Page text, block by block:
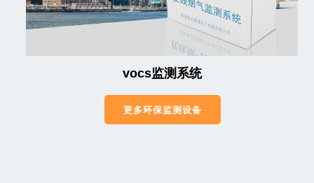
vocs监测系统
更多环保监测设备